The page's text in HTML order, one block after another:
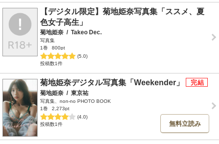
【デジタル限定】菊地姫奈写真集「ススメ、夏
色女子高生」
菊地姫奈 / Takeo Dec.
写真集
1巻
800pt
(5.0)
投稿数1件
菊地姫奈デジタル写真集「Weekender」
菊地姫奈 / 東京祐
写真集、non-no PHOTO BOOK
1巻
2,273pt
(4.0)
投稿数1件
無料立読み